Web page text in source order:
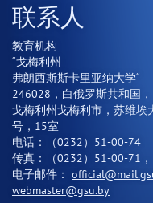
联系人
教育机构
“戈梅利州
弗朗西斯斯卡里亚纳大学“
246028，白俄罗斯共和国，
戈梅利州戈梅利市，苏维埃
号，15室
电话：（0232）51-00-74
传真：（0232）51-00-71，
电子邮件：
webmaster@gsu.by